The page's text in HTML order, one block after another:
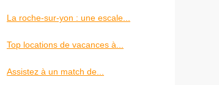
La roche-sur-yon : une escale...
Top locations de vacances à...
Assistez à un match de...